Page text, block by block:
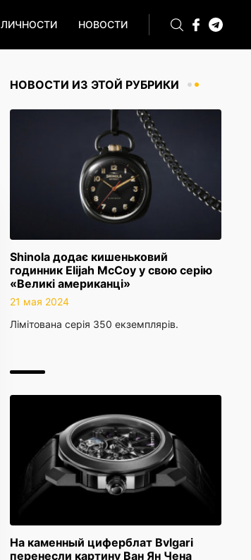
ЛИЧНОСТИ НОВОСТИ
НОВОСТИ ИЗ ЭТОЙ РУБРИКИ
Shinola додає кишеньковий
годинник Elijah McCoy у свою серію
«Великі американці»
21 мая 2024
Лімітована серія 350 екземплярів.
На каменный циферблат Bvlgari
перенесли картину Ван Ян Чена